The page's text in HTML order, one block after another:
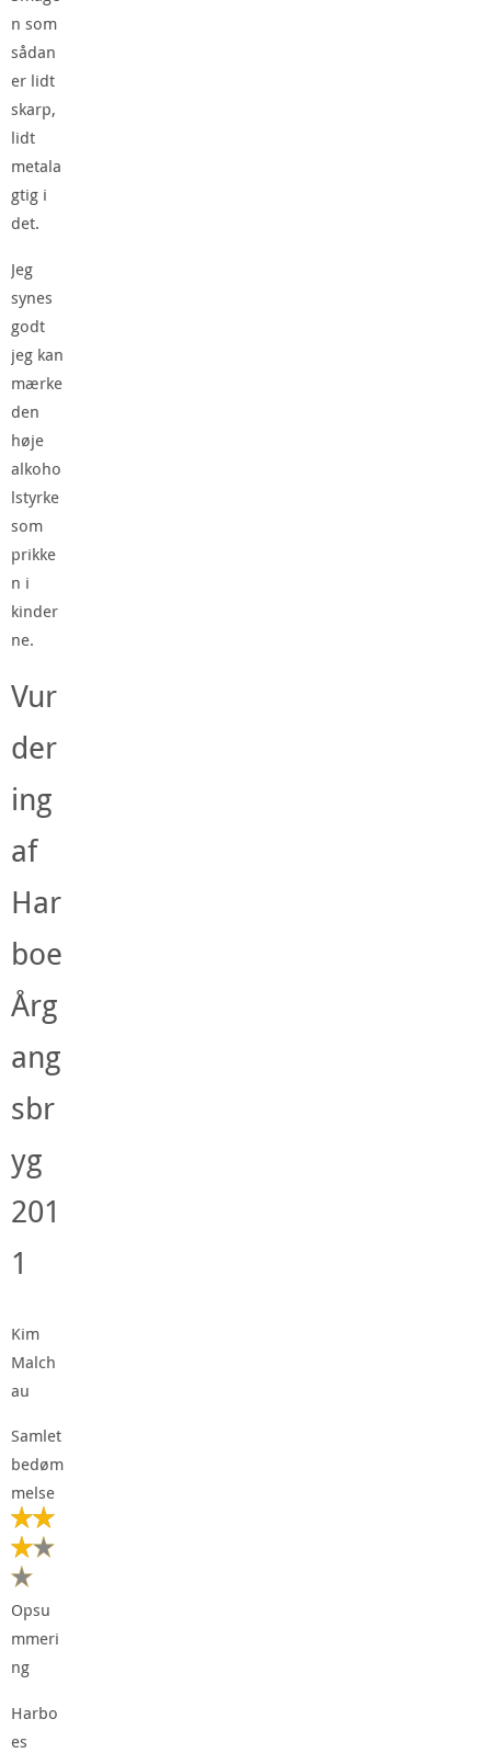
n som
sådan
er lidt
skarp,
lidt
metala
gtig i
det.
Jeg
synes
godt
jeg kan
mærke
den
høje
alkoho
lstyrke
som
prikke
n i
kinder
ne.
Vur
der
ing
af
Har
boe
Årg
ang
sbr
yg
201
1
Kim
Malch
au
Samlet
bedøm
melse
Opsu
mmeri
ng
Harbo
es